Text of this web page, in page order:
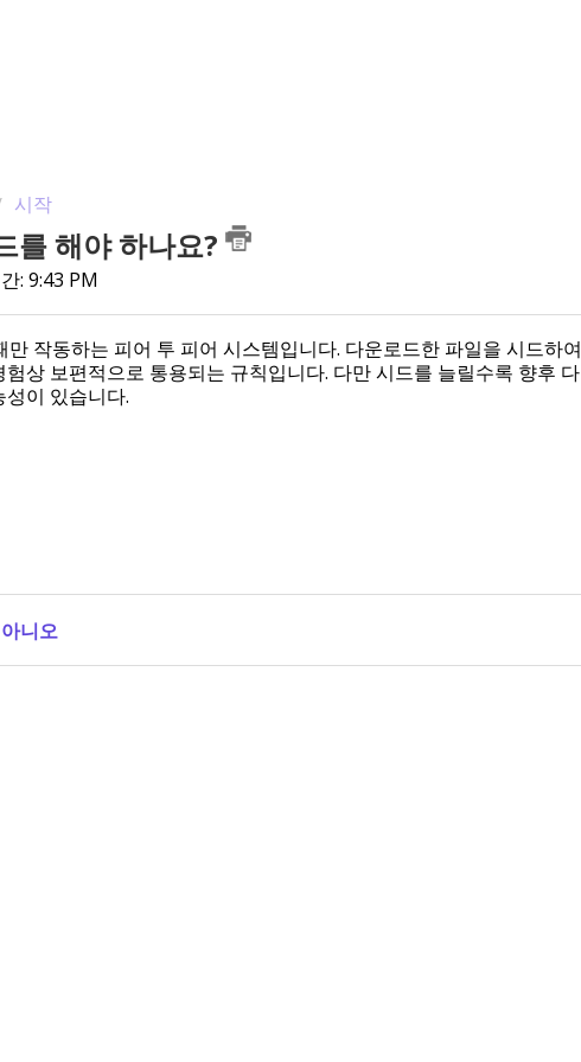
시작
를 해야 하나요?
: 9:43 PM
작동하는 피어 투 피어 시스템입니다. 다운로드한 파일을 시드하여
상 보편적으로 통용되는 규칙입니다. 다만 시드를 늘릴수록 향후 다
이 있습니다.
아니오